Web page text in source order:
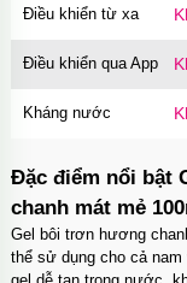
Điều khiển từ xa
Điều khiển qua App
Kháng nước
Đặc điểm nổi bật
chanh mát mẻ
Gel bôi trơn hương
thể sử dụng cho cả